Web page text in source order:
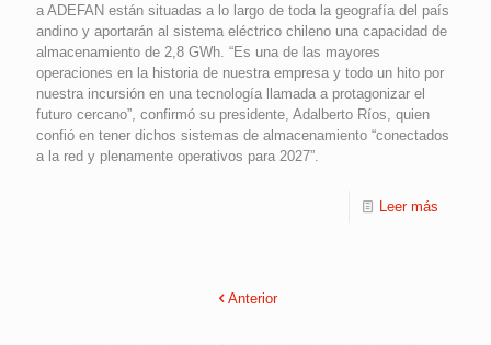
a ADEFAN están situadas a lo largo de toda la geografía del país
andino y aportarán al sistema eléctrico chileno una capacidad de
almacenamiento de 2,8 GWh. “Es una de las mayores
operaciones en la historia de nuestra empresa y todo un hito por
nuestra incursión en una tecnología llamada a protagonizar el
futuro cercano”, confirmó su presidente, Adalberto Ríos, quien
confió en tener dichos sistemas de almacenamiento “conectados
a la red y plenamente operativos para 2027”.
Leer más
Anterior